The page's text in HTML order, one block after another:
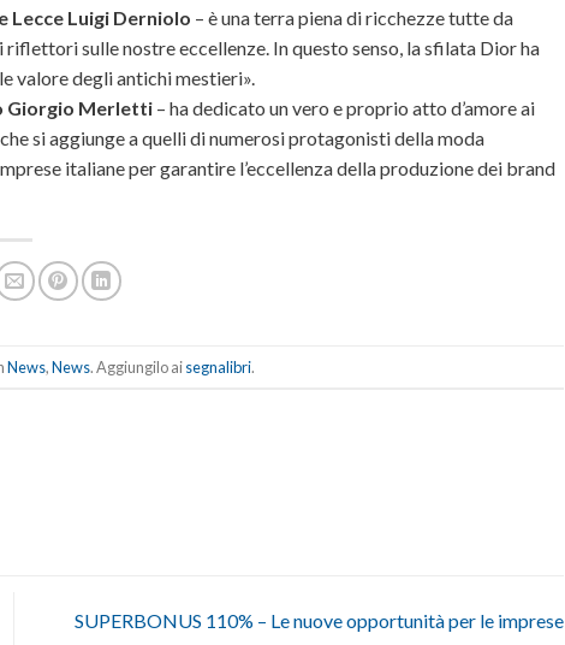
Luigi Derniolo – è una terra piena di ricchezze tutte da
sulle nostre eccellenze. In questo senso, la sfilata Dior ha
valore degli antichi mestieri».
Giorgio Merletti – ha dedicato un vero e proprio atto d’amore ai
si aggiunge a quelli di numerosi protagonisti della moda
italiane per garantire l’eccellenza della produzione dei brand
News,News. Aggiungilo aisegnalibri.
SUPERBONUS 110% – Le nuove opportunità per le imprese